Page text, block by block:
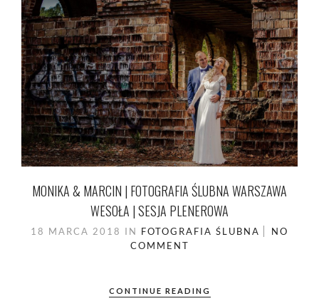
MONIKA & MARCIN | FOTOGRAFIA ŚLUBNA WARSZAWA
WESOŁA | SESJA PLENEROWA
18 MARCA 2018 IN FOTOGRAFIA ŚLUBNA
NO
COMMENT
CONTINUE READING